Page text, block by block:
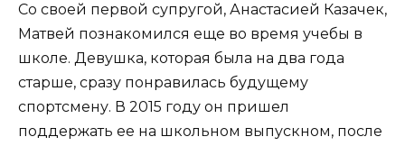
Со своей первой супругой, Анастасией Казачек,
Матвей познакомился еще во время учебы в
школе. Девушка, которая была на два года
старше, сразу понравилась будущему
спортсмену. В 2015 году он пришел
поддержать ее на школьном выпускном, после